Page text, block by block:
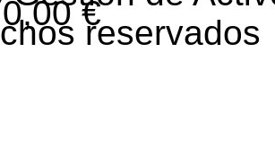
0,00 €
reservados